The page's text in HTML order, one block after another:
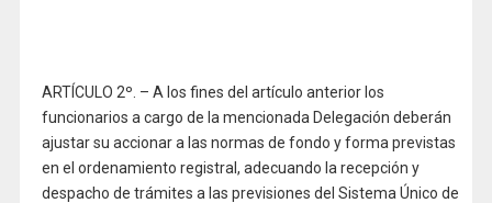
ARTÍCULO 2º. – A los fines del artículo anterior los
funcionarios a cargo de la mencionada Delegación deberán
ajustar su accionar a las normas de fondo y forma previstas
en el ordenamiento registral, adecuando la recepción y
despacho de trámites a las previsiones del Sistema Único de